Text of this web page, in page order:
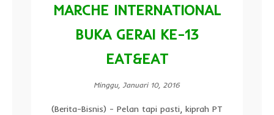
MARCHE INTERNATIONAL
BUKA GERAI KE-13
EAT&EAT
Minggu, Januari 10, 2016
(Berita-Bisnis) - Pelan tapi pasti, kiprah PT